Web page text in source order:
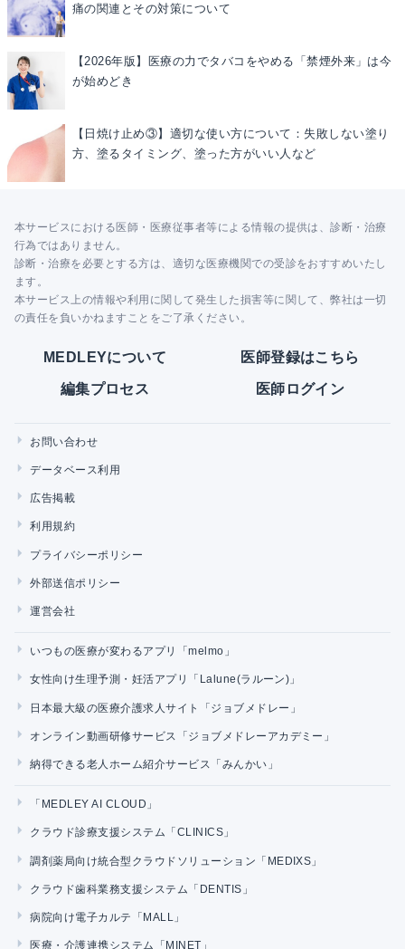
痛の関連とその対策について
【2026年版】医療の力でタバコをやめる「禁煙外来」は今
が始めどき
【日焼け止め③】適切な使い方について：失敗しない塗り
方、塗るタイミング、塗った方がいい人など
本サービスにおける医師・医療従事者等による情報の提供は、診断・治療
行為ではありません。
診断・治療を必要とする方は、適切な医療機関での受診をおすすめいたし
ます。
本サービス上の情報や利用に関して発生した損害等に関して、弊社は一切
の責任を負いかねますことをご了承ください。
MEDLEYについて 医師登録はこちら
編集プロセス 医師ログイン
お問い合わせ
データベース利用
広告掲載
利用規約
プライバシーポリシー
外部送信ポリシー
運営会社
いつもの医療が変わるアプリ「melmo」
女性向け生理予測・妊活アプリ「Lalune(ラルーン)」
日本最大級の医療介護求人サイト「ジョブメドレー」
オンライン動画研修サービス「ジョブメドレーアカデミー」
納得できる老人ホーム紹介サービス「みんかい」
「MEDLEY AI CLOUD」
クラウド診療支援システム「CLINICS」
調剤薬局向け統合型クラウドソリューション「MEDIXS」
クラウド歯科業務支援システム「DENTIS」
病院向け電子カルテ「MALL」
医療・介護連携システム「MINET」